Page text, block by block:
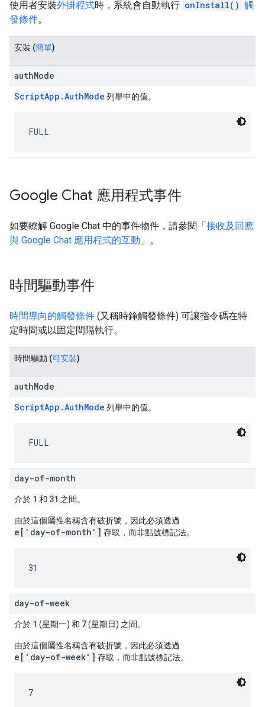
使用者安裝外掛程式時，系統會自動執行 onInstall() 觸
發條件。
安裝 (簡單)
authMode
ScriptApp.AuthMode 列舉中的值。
FULL
Google Chat 應用程式事件
如要瞭解 Google Chat 中的事件物件，請參閱「接收及回應
與 Google Chat 應用程式的互動 」。
時間驅動事件
時間導向的觸發條件 (又稱時鐘觸發條件) 可讓指令碼在特
定時間或以固定間隔執行。
時間驅動 (可安裝)
authMode
ScriptApp.AuthMode 列舉中的值。
FULL
day-of-month
介於 1 和 31 之間。
由於這個屬性名稱含有破折號，因此必須透過
e['day-of-month'] 存取，而非點號標記法。
31
day-of-week
介於 1 (星期一) 和 7(星期日) 之間。
由於這個屬性名稱含有破折號，因此必須透過
e['day-of-week'] 存取，而非點號標記法。
7